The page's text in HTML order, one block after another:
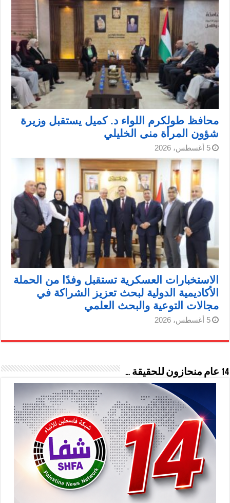
محافظ طولكرم اللواء د. كميل يستقبل وزيرة
شؤون المرأة منى الخليلي
5 أغسطس، 2026
الاستخبارات العسكرية تستقبل وفدًا من الحملة
الأكاديمية الدولية لبحث تعزيز الشراكة في
مجالات التوعية والبحث العلمي
5 أغسطس، 2026
14 عام منحازون للحقيقة …